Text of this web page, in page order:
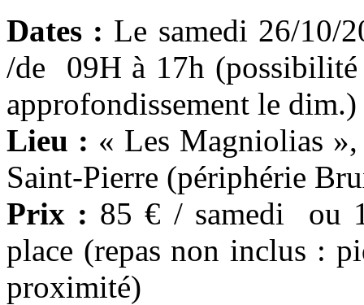
Dates : Le samedi 26/10/
/de 09H à 17h
approfondissement le dim.)
Lieu : « Les Magniolias
Saint-Pierre (périphérie
Prix : 85 € / samedi ou
place (repas non inclus :
proximité)